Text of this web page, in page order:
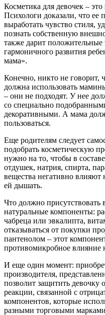
Косметика для девочек –
Психологи доказали, что ее
выработать чувство стиля,
познать собственную
также дарит
гармоничного развития
мама».
Конечно, никто не говорит,
должна использовать
– они не подходят. У нее
со специально
декоративными. А мама
пользоваться.
Еще родителям следует
подобрать косметическую
нужно на то, чтобы в
отдушек, натрия, спирта,
вещества негативно
ей дышать.
Что должно присутствовать
натуральные компоненты:
чабреца или эвкалипта,
отказываться от покупки
пантенолом – этот
противомикробное влияние
И еще один момент:
производителя,
позволит защитить девочку
реакции, связанной с
компонентов, которые
разными торговыми